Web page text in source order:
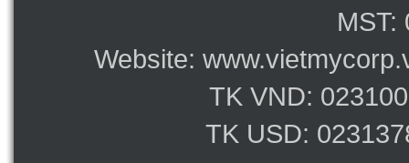
MST:
Website:
TK VND:
TK USD: